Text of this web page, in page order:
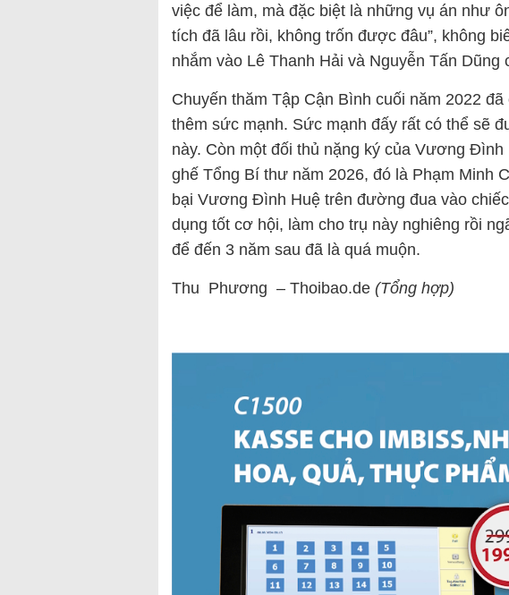
việc để làm, mà đặc biệt là những vụ án như
tích đã lâu rồi, không trốn được đâu”, không
nhắm vào Lê Thanh Hải và Nguyễn Tấn Dũng
Chuyến thăm Tập Cận Bình cuối năm 2022
thêm sức mạnh. Sức mạnh đấy rất có thể sẽ
này. Còn một đối thủ nặng ký của Vương
ghế Tổng Bí thư năm 2026, đó là Phạm Minh
bại Vương Đình Huệ trên đường đua vào
dụng tốt cơ hội, làm cho trụ này nghiêng rồi
để đến 3 năm sau đã là quá muộn.
Thu Phương – Thoibao.de (Tổng hợp)